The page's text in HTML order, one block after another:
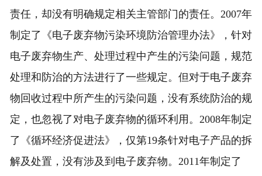
责任，却没有明确规定相关主管部门的责任。2007年
制定了《电子废弃物污染环境防治管理办法》，针对
电子废弃物生产、处理过程中产生的污染问题，规范
处理和防治的方法进行了一些规定。但对于电子废弃
物回收过程中所产生的污染问题，没有系统防治的规
定，也忽视了对电子废弃物的循环利用。2008年制定
了《循环经济促进法》，仅第19条针对电子产品的拆
解及处置，没有涉及到电子废弃物。2011年制定了